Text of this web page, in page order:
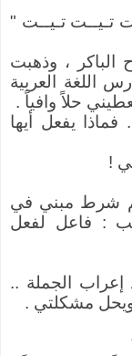
تـيــت "
الباكر ، وذهبت
اللغة العربية
حلاً وافياً .
فماذا يفعل أيها
!
شرط مبني في
: فاعل لفعل
إعراب الجملة ..
ويحل مشكلتي .